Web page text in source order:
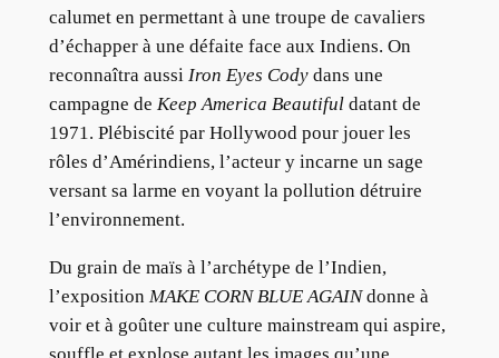
calumet en permettant à une troupe de cavaliers
d’échapper à une défaite face aux Indiens. On
reconnaîtra aussi Iron Eyes Codydans une
campagne de Keep America Beautifuldatant de
1971. Plébiscité par Hollywood pour jouer les
rôles d’Amérindiens, l’acteur y incarne un sage
versant sa larme en voyant la pollution détruire
l’environnement.
Du grain de maïs à l’archétype de l’Indien,
l’exposition MAKE CORN BLUE AGAINdonne à
voir et à goûter une culture mainstream qui aspire,
souffle et explose autant les images qu’une